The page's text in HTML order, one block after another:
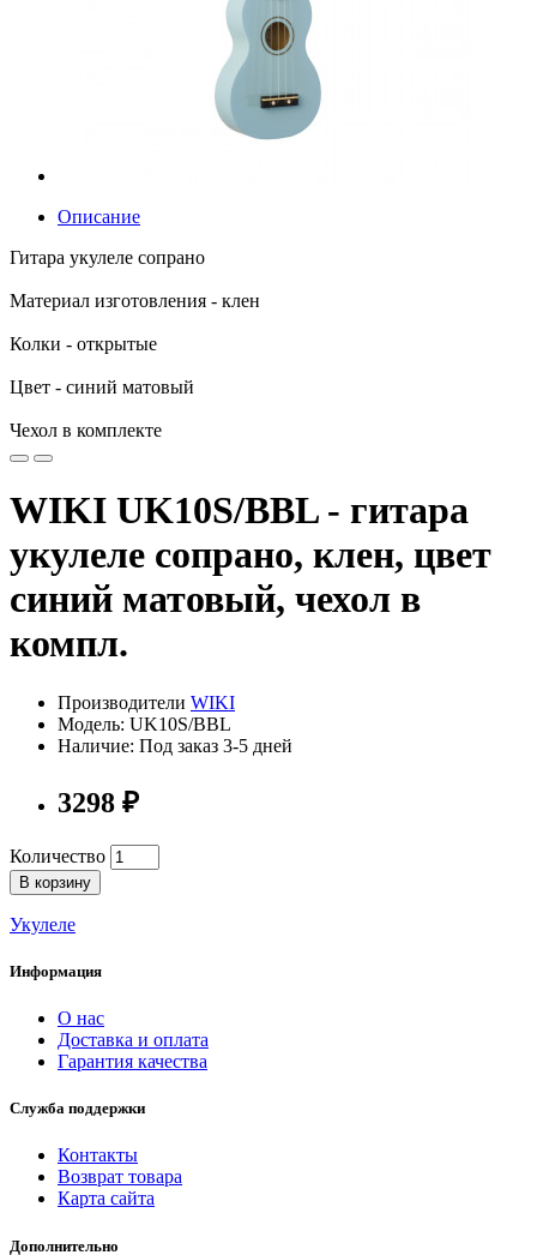
Описание
Гитара укулеле сопрано
Материал изготовления - клен
Колки - открытые
Цвет - синий матовый
Чехол в комплекте
WIKI UK10S/BBL - гитара
укулеле сопрано, клен, цвет
синий матовый, чехол в
компл.
Производители WIKI
Модель: UK10S/BBL
Наличие: Под заказ 3-5 дней
3298 ₽
Количество
В корзину
Укулеле
Информация
О нас
Доставка и оплата
Гарантия качества
Служба поддержки
Контакты
Возврат товара
Карта сайта
Дополнительно